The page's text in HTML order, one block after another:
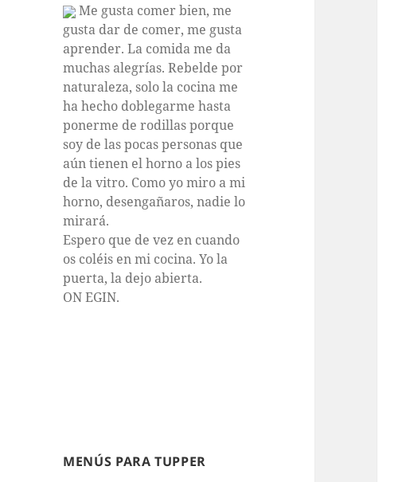
Me gusta comer bien, me
gusta dar de comer, me gusta
aprender. La comida me da
muchas alegrías. Rebelde por
naturaleza, solo la cocina me
ha hecho doblegarme hasta
ponerme de rodillas porque
soy de las pocas personas que
aún tienen el horno a los pies
de la vitro. Como yo miro a mi
horno, desengañaros, nadie lo
mirará.
Espero que de vez en cuando
os coléis en mi cocina. Yo la
puerta, la dejo abierta.
ON EGIN.
MENÚS PARA TUPPER